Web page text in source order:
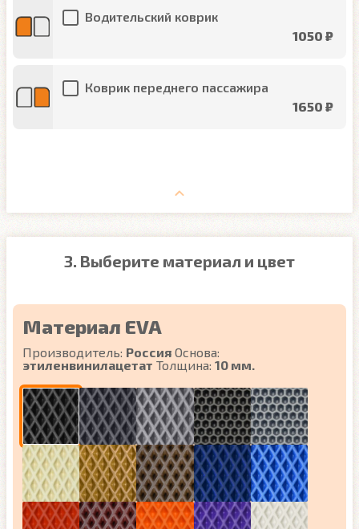
Водительский коврик
1050 ₽
Коврик переднего пассажира
1650 ₽
3. Выберите материал и цвет
Материал EVA
Производитель: Россия Основа:
этиленвинилацетат Толщина: 10 мм.